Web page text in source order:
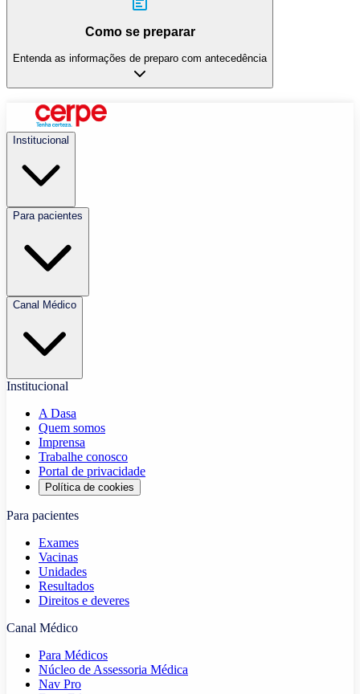
Como se preparar
Entenda as informações de preparo com antecedência
Institucional
Para pacientes
Canal Médico
Institucional
A Dasa
Quem somos
Imprensa
Trabalhe conosco
Portal de privacidade
Política de cookies
Para pacientes
Exames
Vacinas
Unidades
Resultados
Direitos e deveres
Canal Médico
Para Médicos
Núcleo de Assessoria Médica
Nav Pro